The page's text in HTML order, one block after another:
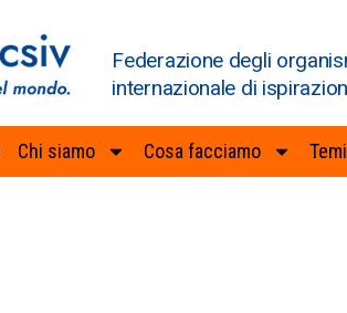
Federazione degli
internazionale di
Chi siamo Cosa facciamo Temi